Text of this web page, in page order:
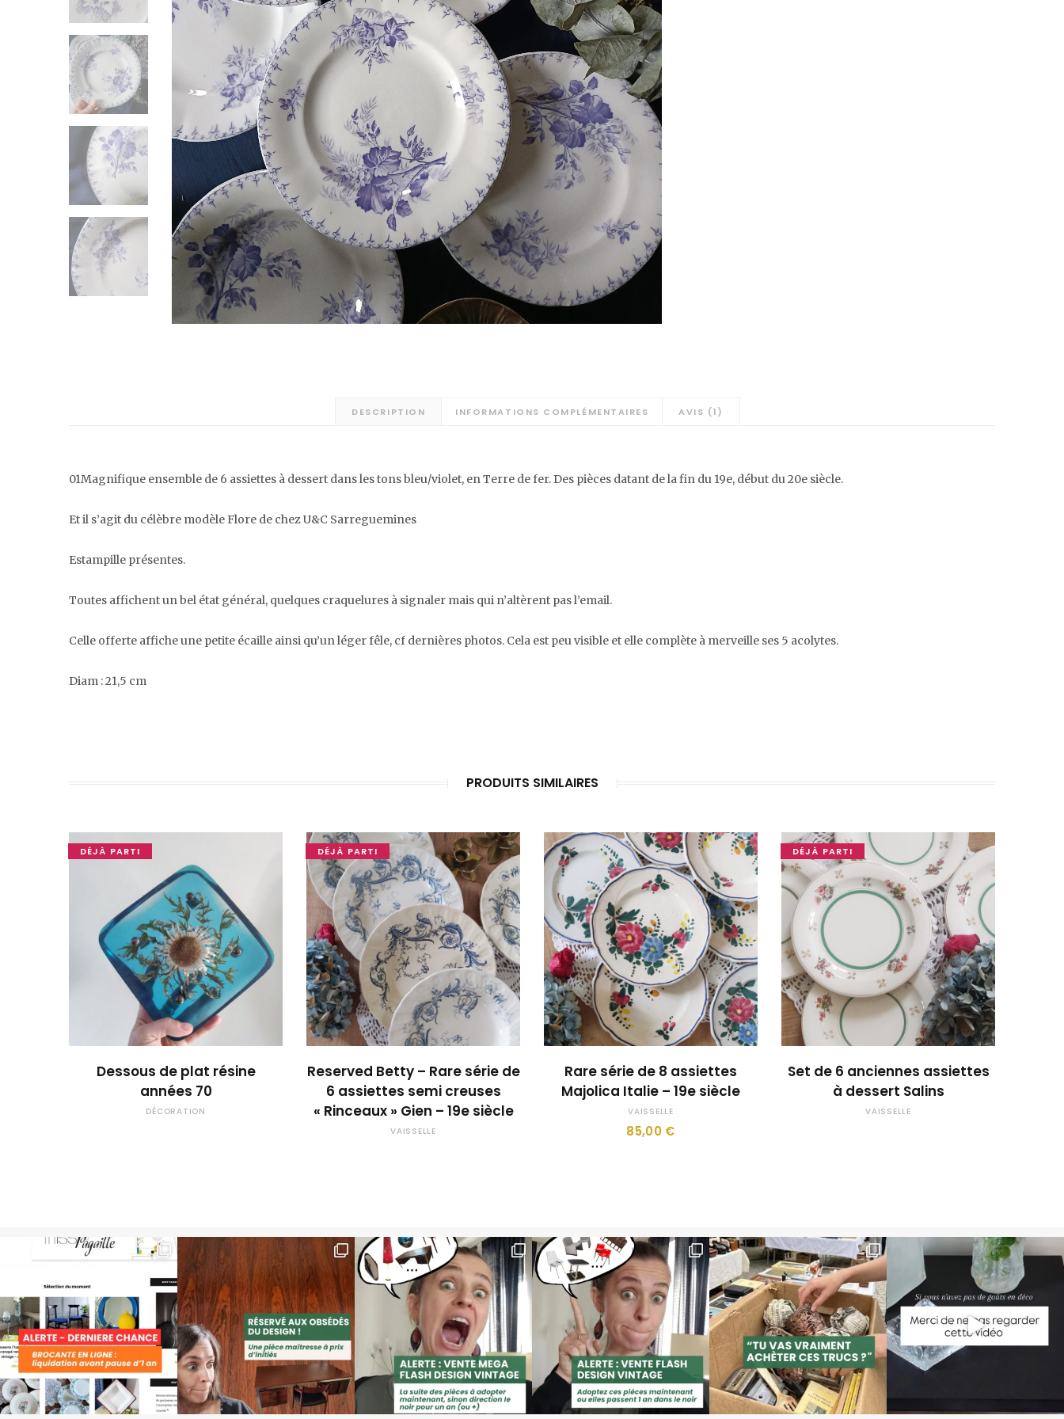
DESCRIPTION INFORMATIONS COMPLÉMENTAIRES AVIS (1)
01Magnifique ensemble de 6 assiettes à dessert dans les tons bleu/violet, en Terre de fer. Des pièces datant de la fin du 19e, début du 20e siècle.
Et il s’agit du célèbre modèle Flore de chez U&C Sarreguemines
Estampille présentes.
Toutes affichent un bel état général, quelques craquelures à signaler mais qui n’altèrent pas l’email.
Celle offerte affiche une petite écaille ainsi qu’un léger fêle, cf dernières photos. Cela est peu visible et elle complète à merveille ses 5 acolytes.
Diam : 21,5 cm
PRODUITS SIMILAIRES
DÉJÀ PARTI
Dessous de plat résine
années 70
DÉCORATION
DÉJÀ PARTI
Reserved Betty – Rare série de
6 assiettes semi creuses
« Rinceaux » Gien – 19e siècle
VAISSELLE
Rare série de 8 assiettes
Majolica Italie – 19e siècle
VAISSELLE
85,00 €
DÉJÀ PARTI
Set de 6 anciennes assiettes
à dessert Salins
VAISSELLE